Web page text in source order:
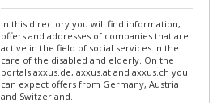
In this directory you will find information,
offers and addresses of companies that are
active in the field of social services in the
care of the disabled and elderly. On the
portals axxus.de, axxus.at and axxus.ch you
can expect offers from Germany, Austria
and Switzerland.